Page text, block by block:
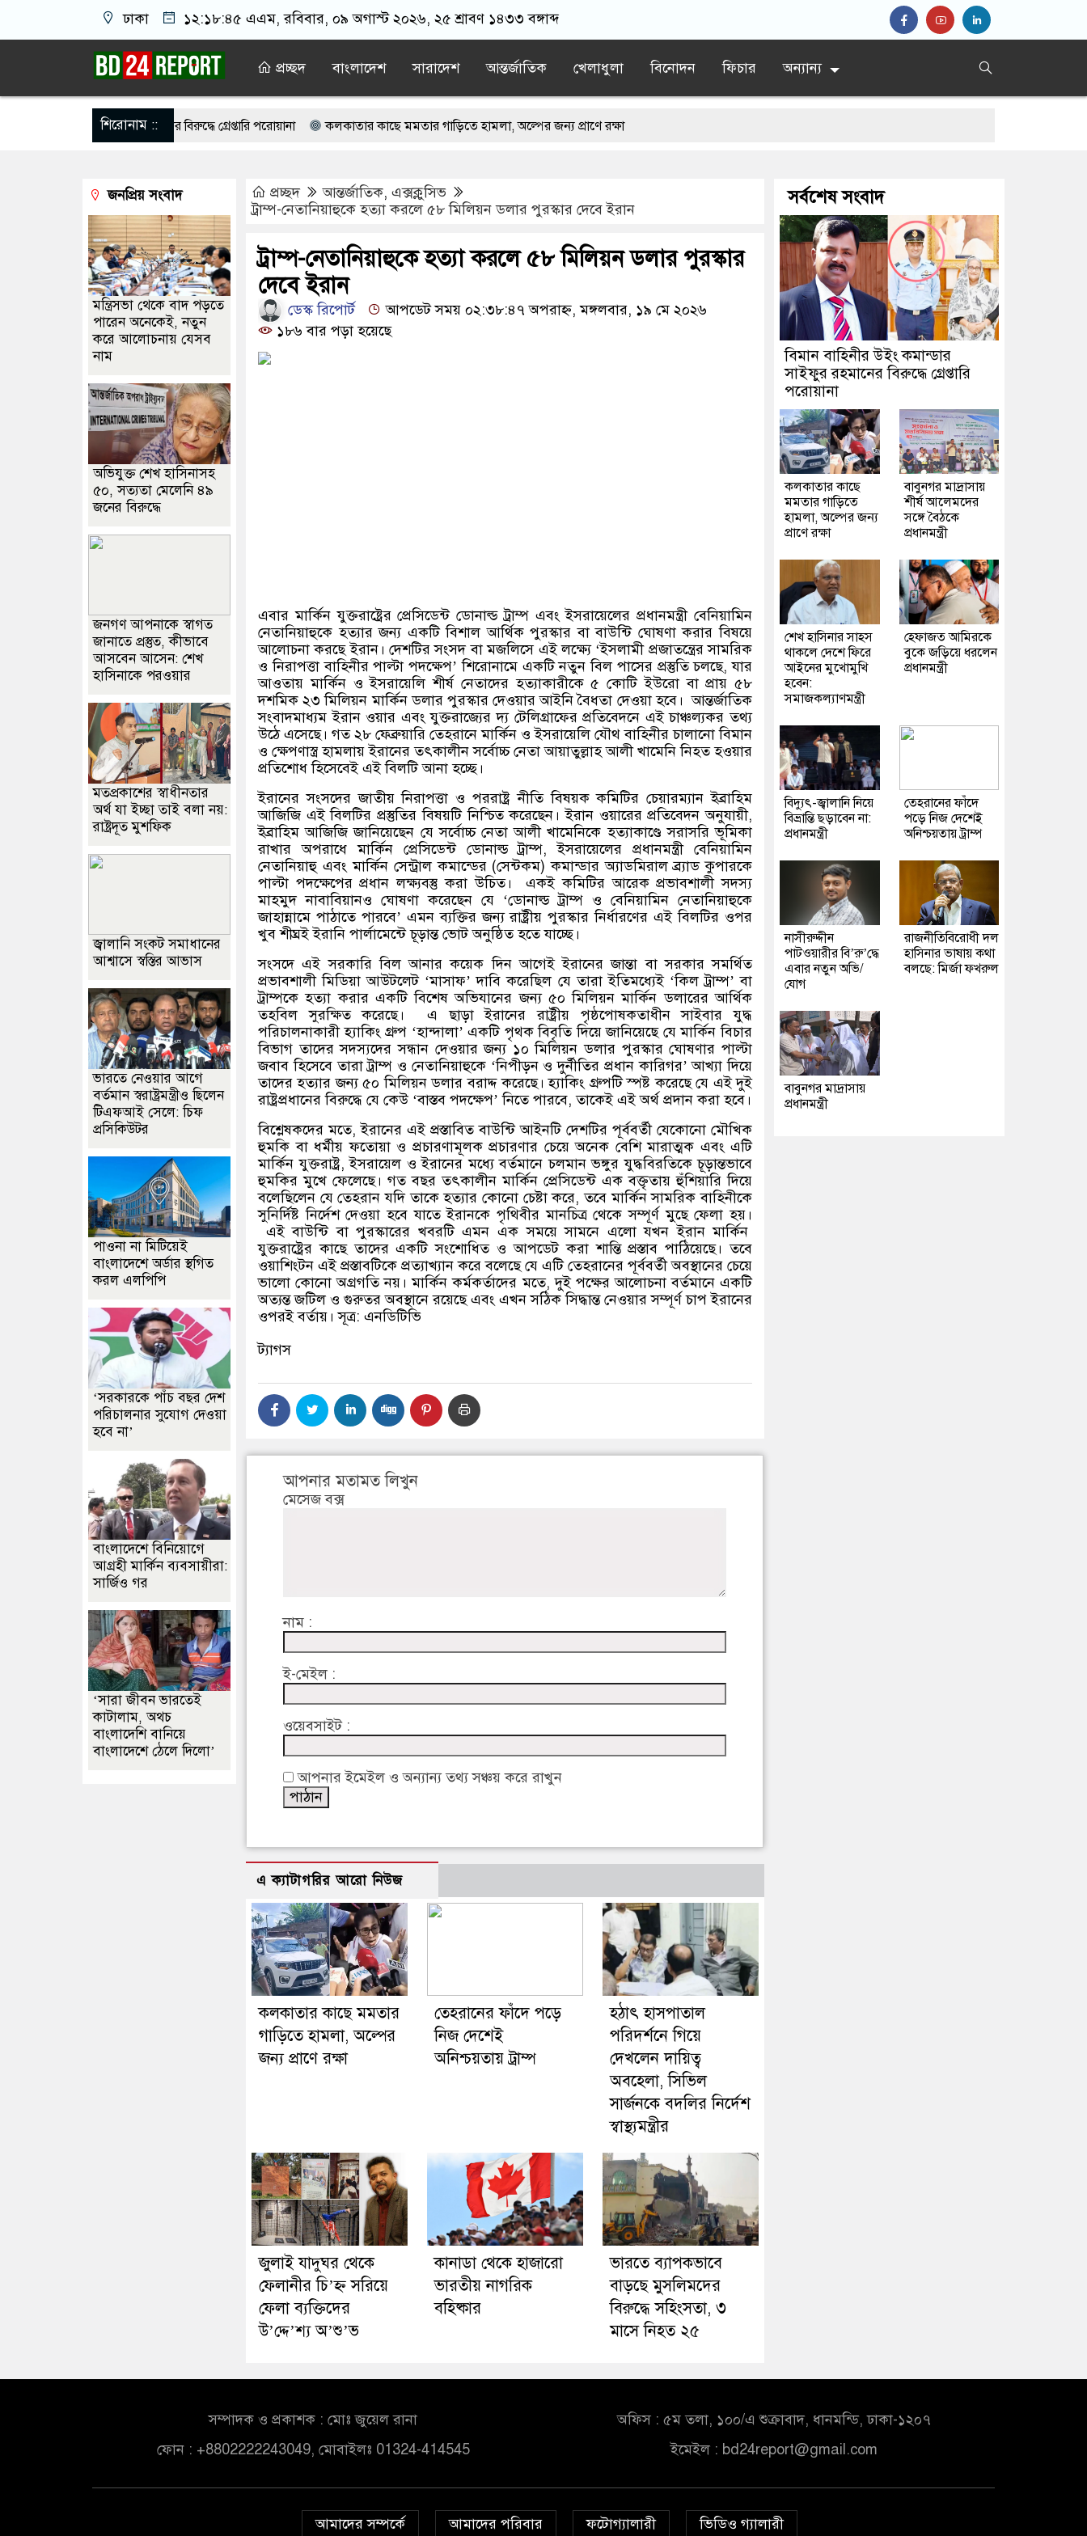
ঢাকা ১২:১৮:৪৬ এএম, রবিবার, ০৯ অগাস্ট ২০২৬, ২৫ শ্রাবণ ১৪৩৩ বঙ্গাব্দ
প্রচ্ছদ বাংলাদেশ সারাদেশ আন্তর্জাতিক খেলাধুলা বিনোদন ফিচার অন্যান্য
শিরোনাম ::
সাইফুর রহমানের বিরুদ্ধে গ্রেপ্তারি পরোয়ানা কলকাতার কাছে মমতার গাড়িতে হামলা, অল্পের জন্য প্রাণে রক্ষা
ধরলেন প্রধানমন্ত্রী বিদ্যুৎ-জ্বালানি নিয়ে বিভ্রান্তি ছড়াবেন না: প্রধানমন্ত্রী তেহরানের ফাঁদে পড়ে নিজ দেশেই অনিশ্চয়তায় ট্রাম্প
বি’রু’দ্ধে এবার নতুন অভি/যোগ রাজনীতিবিরোধী দল হাসিনার ভাষায় কথা বলছে: মির্জা ফখরুল
প্রচ্ছদ আন্তর্জাতিক, এক্সক্লুসিভ
ট্রাম্প-নেতানিয়াহুকে হত্যা করলে ৫৮ মিলিয়ন ডলার পুরস্কার দেবে ইরান
ট্রাম্প-নেতানিয়াহুকে হত্যা করলে ৫৮ মিলিয়ন ডলার পুরস্কার
দেবে ইরান
ডেস্ক রিপোর্ট
আপডেট সময় ০২:৩৮:৪৭ অপরাহ্ন, মঙ্গলবার, ১৯ মে ২০২৬
১৮৬ বার পড়া হয়েছে
এবার মার্কিন যুক্তরাষ্ট্রের প্রেসিডেন্ট ডোনাল্ড ট্রাম্প এবং ইসরায়েলের প্রধানমন্ত্রী বেনিয়ামিন
নেতানিয়াহুকে হত্যার জন্য একটি বিশাল আর্থিক পুরস্কার বা বাউন্টি ঘোষণা করার বিষয়ে
আলোচনা করছে ইরান। দেশটির সংসদ বা মজলিসে এই লক্ষ্যে‘ইসলামী প্রজাতন্ত্রের সামরিক
ও নিরাপত্তা বাহিনীর পাল্টা পদক্ষেপ’শিরোনামে একটি নতুন বিল পাসের প্রস্তুতি চলছে,যার
আওতায় মার্কিন ও ইসরায়েলি শীর্ষ নেতাদের হত্যাকারীকে ৫ কোটি ইউরো বা প্রায় ৫৮
দশমিক ২৩ মিলিয়ন মার্কিন ডলার পুরস্কার দেওয়ার আইনি বৈধতা দেওয়া হবে। আন্তর্জাতিক
সংবাদমাধ্যম ইরান ওয়ার এবং যুক্তরাজ্যের দ্য টেলিগ্রাফের প্রতিবেদনে এই চাঞ্চল্যকর তথ্য
উঠে এসেছে। গত ২৮ ফেব্রুয়ারি তেহরানে মার্কিন ও ইসরায়েলি যৌথ বাহিনীর চালানো বিমান
ও ক্ষেপণাস্ত্র হামলায় ইরানের তৎকালীন সর্বোচ্চ নেতা আয়াতুল্লাহ আলী খামেনি নিহত হওয়ার
প্রতিশোধ হিসেবেই এই বিলটি আনা হচ্ছে।
ইরানের সংসদের জাতীয় নিরাপত্তা ও পররাষ্ট্র নীতি বিষয়ক কমিটির চেয়ারম্যান ইব্রাহিম
আজিজি এই বিলটির প্রস্তুতির বিষয়টি নিশ্চিত করেছেন। ইরান ওয়ারের প্রতিবেদন অনুযায়ী,
ইব্রাহিম আজিজি জানিয়েছেন যে সর্বোচ্চ নেতা আলী খামেনিকে হত্যাকাণ্ডে সরাসরি ভূমিকা
রাখার অপরাধে মার্কিন প্রেসিডেন্ট ডোনাল্ড ট্রাম্প,ইসরায়েলের প্রধানমন্ত্রী বেনিয়ামিন
নেতানিয়াহু এবং মার্কিন সেন্ট্রাল কমান্ডের(সেন্টকম)কমান্ডার অ্যাডমিরাল ব্র্যাড কুপারকে
পাল্টা পদক্ষেপের প্রধান লক্ষ্যবস্তু করা উচিত।
একই কমিটির আরেক প্রভাবশালী সদস্য
মাহমুদ নাবাবিয়ানও ঘোষণা করেছেন যে ‘ডোনাল্ড ট্রাম্প ও বেনিয়ামিন নেতানিয়াহুকে
জাহান্নামে পাঠাতে পারবে’ এমন ব্যক্তির জন্য রাষ্ট্রীয় পুরস্কার নির্ধারণের এই বিলটির ওপর
খুব শীঘ্রই ইরানি পার্লামেন্টে চূড়ান্ত ভোট অনুষ্ঠিত হতে যাচ্ছে।
সংসদে এই সরকারি বিল আনার কয়েক দিন আগেই ইরানের জান্তা বা সরকার সমর্থিত
প্রভাবশালী মিডিয়া আউটলেট‘মাসাফ’দাবি করেছিল যে তারা ইতিমধ্যেই‘কিল ট্রাম্প’বা
ট্রাম্পকে হত্যা করার একটি বিশেষ অভিযানের জন্য ৫০ মিলিয়ন মার্কিন ডলারের আর্থিক
তহবিল সুরক্ষিত করেছে।
এ ছাড়া ইরানের রাষ্ট্রীয় পৃষ্ঠপোষকতাধীন সাইবার যুদ্ধ
পরিচালনাকারী হ্যাকিং গ্রুপ ‘হান্দালা’একটি পৃথক বিবৃতি দিয়ে জানিয়েছে যে মার্কিন বিচার
বিভাগ তাদের সদস্যদের সন্ধান দেওয়ার জন্য ১০ মিলিয়ন ডলার পুরস্কার ঘোষণার পাল্টা
জবাব হিসেবে তারা ট্রাম্প ও নেতানিয়াহুকে‘নিপীড়ন ও দুর্নীতির প্রধান কারিগর’আখ্যা দিয়ে
তাদের হত্যার জন্য ৫০ মিলিয়ন ডলার বরাদ্দ করেছে। হ্যাকিং গ্রুপটি স্পষ্ট করেছে যে এই দুই
রাষ্ট্রপ্রধানের বিরুদ্ধে যে কেউ ‘বাস্তব পদক্ষেপ’নিতে পারবে,তাকেই এই অর্থ প্রদান করা হবে।
বিশ্লেষকদের মতে,ইরানের এই প্রস্তাবিত বাউন্টি আইনটি দেশটির পূর্ববর্তী যেকোনো মৌখিক
হুমকি বা ধর্মীয় ফতোয়া ও প্রচারণামূলক প্রচারণার চেয়ে অনেক বেশি মারাত্মক এবং এটি
মার্কিন যুক্তরাষ্ট্র,ইসরায়েল ও ইরানের মধ্যে বর্তমানে চলমান ভঙ্গুর যুদ্ধবিরতিকে চূড়ান্তভাবে
হুমকির মুখে ফেলেছে। গত বছর তৎকালীন মার্কিন প্রেসিডেন্ট এক বক্তৃতায় হুঁশিয়ারি দিয়ে
বলেছিলেন যে তেহরান যদি তাকে হত্যার কোনো চেষ্টা করে,তবে মার্কিন সামরিক বাহিনীকে
সুনির্দিষ্ট নির্দেশ দেওয়া হবে যাতে ইরানকে পৃথিবীর মানচিত্র থেকে সম্পূর্ণ মুছে ফেলা হয়।
এই বাউন্টি বা পুরস্কারের খবরটি এমন এক সময়ে সামনে এলো যখন ইরান মার্কিন
যুক্তরাষ্ট্রের কাছে তাদের একটি সংশোধিত ও আপডেট করা শান্তি প্রস্তাব পাঠিয়েছে। তবে
ওয়াশিংটন এই প্রস্তাবটিকে প্রত্যাখ্যান করে বলেছে যে এটি তেহরানের পূর্ববর্তী অবস্থানের চেয়ে
ভালো কোনো অগ্রগতি নয়। মার্কিন কর্মকর্তাদের মতে,দুই পক্ষের আলোচনা বর্তমানে একটি
অত্যন্ত জটিল ও গুরুতর অবস্থানে রয়েছে এবং এখন সঠিক সিদ্ধান্ত নেওয়ার সম্পূর্ণ চাপ ইরানের
ওপরই বর্তায়। সূত্র: এনডিটিভি
ট্যাগস
আপনার মতামত লিখুন
মেসেজ বক্স
নাম :
ই-মেইল :
ওয়েবসাইট :
আপনার ইমেইল ও অন্যান্য তথ্য সঞ্চয় করে রাখুন
এ ক্যাটাগরির আরো নিউজ
কলকাতার কাছে মমতার
গাড়িতে হামলা, অল্পের
জন্য প্রাণে রক্ষা
তেহরানের ফাঁদে পড়ে
নিজ দেশেই
অনিশ্চয়তায় ট্রাম্প
হঠাৎ হাসপাতাল
পরিদর্শনে গিয়ে
দেখলেন দায়িত্ব
অবহেলা, সিভিল
সার্জনকে বদলির নির্দেশ
স্বাস্থ্যমন্ত্রীর
জুলাই যাদুঘর থেকে
ফেলানীর চি’হ্ন সরিয়ে
ফেলা ব্যক্তিদের
উ’দ্দে’শ্য অ’শু’ভ
কানাডা থেকে হাজারো
ভারতীয় নাগরিক
বহিষ্কার
ভারতে ব্যাপকভাবে
বাড়ছে মুসলিমদের
বিরুদ্ধে সহিংসতা, ৩
মাসে নিহত ২৫
জনপ্রিয় সংবাদ
মন্ত্রিসভা থেকে বাদ পড়তে
পারেন অনেকেই, নতুন
করে আলোচনায় যেসব
নাম
অভিযুক্ত শেখ হাসিনাসহ
৫০, সত্যতা মেলেনি ৪৯
জনের বিরুদ্ধে
জনগণ আপনাকে স্বাগত
জানাতে প্রস্তুত, কীভাবে
আসবেন আসেন: শেখ
হাসিনাকে পরওয়ার
মতপ্রকাশের স্বাধীনতার
অর্থ যা ইচ্ছা তাই বলা নয়:
রাষ্ট্রদূত মুশফিক
জ্বালানি সংকট সমাধানের
আশ্বাসে স্বস্তির আভাস
ভারতে নেওয়ার আগে
বর্তমান স্বরাষ্ট্রমন্ত্রীও ছিলেন
টিএফআই সেলে: চিফ
প্রসিকিউটর
পাওনা না মিটিয়েই
বাংলাদেশে অর্ডার স্থগিত
করল এলপিপি
‘সরকারকে পাঁচ বছর দেশ
পরিচালনার সুযোগ দেওয়া
হবে না’
বাংলাদেশে বিনিয়োগে
আগ্রহী মার্কিন ব্যবসায়ীরা:
সার্জিও গর
‘সারা জীবন ভারতেই
কাটালাম, অথচ
বাংলাদেশি বানিয়ে
বাংলাদেশে ঠেলে দিলো’
সর্বশেষ সংবাদ
বিমান বাহিনীর উইং কমান্ডার
সাইফুর রহমানের বিরুদ্ধে গ্রেপ্তারি
পরোয়ানা
কলকাতার কাছে
মমতার গাড়িতে
হামলা, অল্পের জন্য
প্রাণে রক্ষা
বাবুনগর মাদ্রাসায়
শীর্ষ আলেমদের
সঙ্গে বৈঠকে
প্রধানমন্ত্রী
শেখ হাসিনার সাহস
থাকলে দেশে ফিরে
আইনের মুখোমুখি
হবেন:
সমাজকল্যাণমন্ত্রী
হেফাজত আমিরকে
বুকে জড়িয়ে ধরলেন
প্রধানমন্ত্রী
বিদ্যুৎ-জ্বালানি নিয়ে
বিভ্রান্তি ছড়াবেন না:
প্রধানমন্ত্রী
তেহরানের ফাঁদে
পড়ে নিজ দেশেই
অনিশ্চয়তায় ট্রাম্প
নাসীরুদ্দীন
পাটওয়ারীর বি’রু’দ্ধে
এবার নতুন অভি/
যোগ
রাজনীতিবিরোধী দল
হাসিনার ভাষায় কথা
বলছে: মির্জা ফখরুল
বাবুনগর মাদ্রাসায়
প্রধানমন্ত্রী
সম্পাদক ও প্রকাশক : মোঃ জুয়েল রানা
ফোন : +8802222243049, মোবাইলঃ 01324-414545
অফিস : ৫ম তলা, ১০০/এ শুক্রাবাদ, ধানমন্ডি, ঢাকা-১২০৭
ইমেইল : bd24report@gmail.com
আমাদের সম্পর্কে আমাদের পরিবার ফটোগ্যালারী ভিডিও গ্যালারী